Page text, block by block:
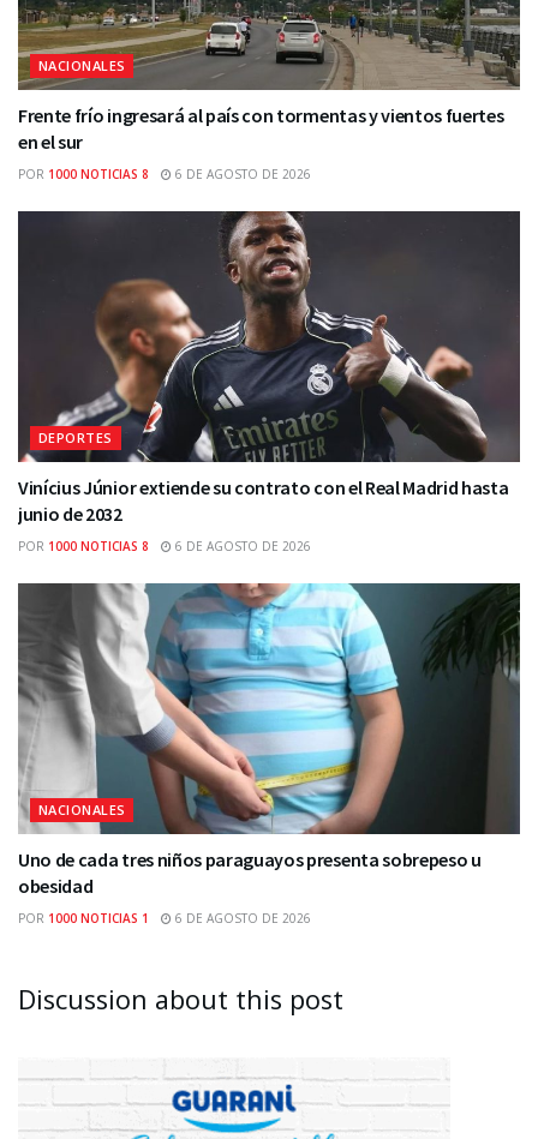
NACIONALES
Frente frío ingresará al país con tormentas y vientos fuertes
en el sur
POR 1000 NOTICIAS 8 6 DE AGOSTO DE 2026
DEPORTES
Vinícius Júnior extiende su contrato con el Real Madrid hasta
junio de 2032
POR 1000 NOTICIAS 8 6 DE AGOSTO DE 2026
NACIONALES
Uno de cada tres niños paraguayos presenta sobrepeso u
obesidad
POR 1000 NOTICIAS 1 6 DE AGOSTO DE 2026
Discussion about this post